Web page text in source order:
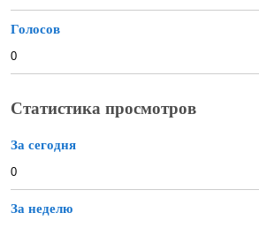
Голосов
0
Статистика просмотров
За сегодня
0
За неделю